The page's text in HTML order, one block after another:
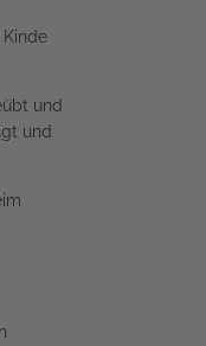
und
und